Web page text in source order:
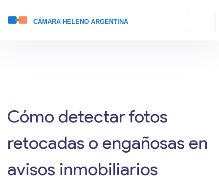
Cómo detectar fotos
retocadas o engañosas en
avisos inmobiliarios